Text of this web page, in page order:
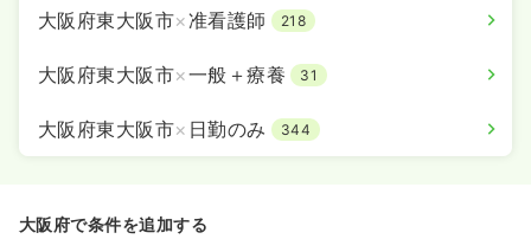
大阪府東大阪市×准看護師 218
大阪府東大阪市×一般＋療養 31
大阪府東大阪市× 日勤のみ 344
大阪府で条件を追加する